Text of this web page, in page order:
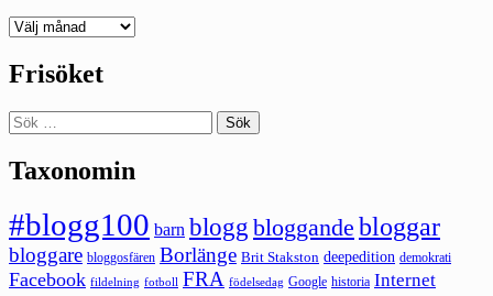
Deepedition
Frisöket
Sök
efter:
Taxonomin
#blogg100 barn blogg bloggande bloggar
bloggare bloggosfären Borlänge Brit Stakston deepedition demokrati
Facebook fildelning fotboll FRA födelsedag Google historia Internet